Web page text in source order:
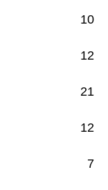
10
12
21
12
7